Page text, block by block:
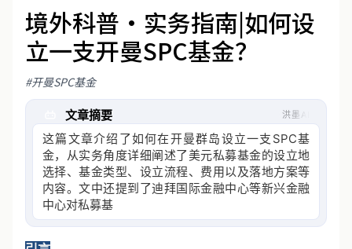
境外科普·实务指南|如何设
立一支开曼SPC基金？
#开曼SPC基金
文章摘要 洪墨AI
这篇文章介绍了如何在开曼群岛设立一支SPC基
金，从实务角度详细阐述了美元私募基金的设立地
选择、基金类型、设立流程、费用以及落地方案等
内容。文中还提到了迪拜国际金融中心等新兴金融
中心对私募基金设立的支持政策，并对比了有限合
伙